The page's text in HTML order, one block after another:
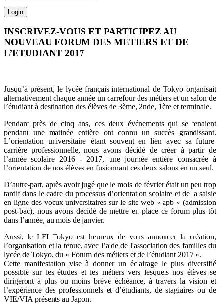
INSCRIVEZ-VOUS ET PARTICIPEZ AU
NOUVEAU FORUM DES METIERS ET DE
L’ETUDIANT 2017
Jusqu’à présent, le lycée français international de Tokyo organisait
alternativement chaque année un carrefour des métiers et un salon de
l’étudiant à destination des élèves de 3ème, 2nde, 1ère et terminale.
Pendant près de cinq ans, ces deux événements qui se tenaient
pendant une matinée entière ont connu un succès grandissant.
L’orientation universitaire étant souvent en lien avec sa future
carrière professionnelle, nous avons décidé de créer à partir de
l’année scolaire 2016 - 2017, une journée entière consacrée à
l’orientation de nos élèves en fusionnant ces deux salons en un seul.
D’autre-part, après avoir jugé que le mois de février était un peu trop
tardif dans le cadre du processus d’orientation scolaire et de la saisie
en ligne des voeux universitaires sur le site web « apb » (admission
post-bac), nous avons décidé de mettre en place ce forum plus tôt
dans l’année, au mois de janvier.
Aussi, le LFI Tokyo est heureux de vous annoncer la création,
l’organisation et la tenue, avec l’aide de l'association des familles du
lycée de Tokyo, du « Forum des métiers et de l’étudiant 2017 ».
Cette manifestation vise à donner un éclairage le plus diversifié
possible sur les études et les métiers vers lesquels nos élèves se
dirigeront à plus ou moins brève échéance, à travers la vision et
l’expérience des professionnels et d’étudiants, de stagiaires ou de
VIE/VIA présents au Japon.